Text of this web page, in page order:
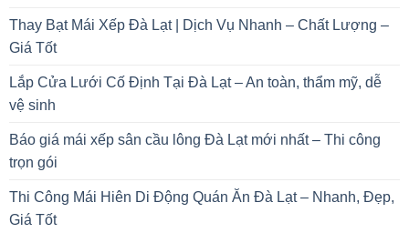
Thay Bạt Mái Xếp Đà Lạt | Dịch Vụ Nhanh – Chất Lượng –
Giá Tốt
Lắp Cửa Lưới Cố Định Tại Đà Lạt – An toàn, thẩm mỹ, dễ
vệ sinh
Báo giá mái xếp sân cầu lông Đà Lạt mới nhất – Thi công
trọn gói
Thi Công Mái Hiên Di Động Quán Ăn Đà Lạt – Nhanh, Đẹp,
Giá Tốt